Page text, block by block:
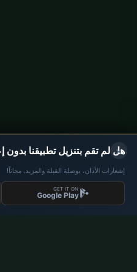
مواقيت الصلاة في ألمانيا
مواقيت الصلاة في Berlin
مواقيت الصلاة في Hamburg
×
هل لم تقم بتنزيل تطبيقنا بدون
إشعارات الأذان، بوصلة القبلة والمزيد. مجاناً!
GET IT ON
Google Play